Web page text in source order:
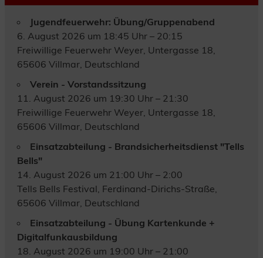
Jugendfeuerwehr: Übung/Gruppenabend
6. August 2026 um 18:45 Uhr – 20:15
Freiwillige Feuerwehr Weyer, Untergasse 18,
65606 Villmar, Deutschland
Verein - Vorstandssitzung
11. August 2026 um 19:30 Uhr – 21:30
Freiwillige Feuerwehr Weyer, Untergasse 18,
65606 Villmar, Deutschland
Einsatzabteilung - Brandsicherheitsdienst "Tells
Bells"
14. August 2026 um 21:00 Uhr – 2:00
Tells Bells Festival, Ferdinand-Dirichs-Straße,
65606 Villmar, Deutschland
Einsatzabteilung - Übung Kartenkunde +
Digitalfunkausbildung
18. August 2026 um 19:00 Uhr – 21:00